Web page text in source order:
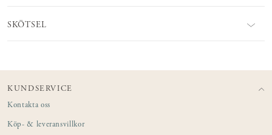
SKÖTSEL
KUNDSERVICE
Kontakta oss
Köp- & leveransvillkor